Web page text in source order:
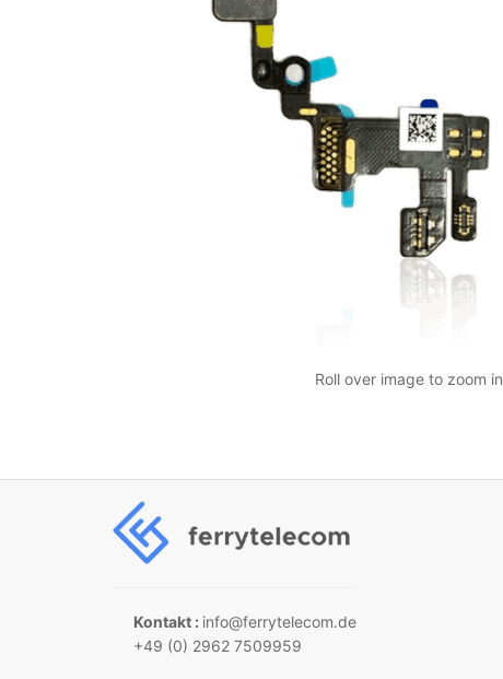
Roll over image to zoom in
Kontakt : info@ferrytelecom.de
+49 (0) 2962 7509959